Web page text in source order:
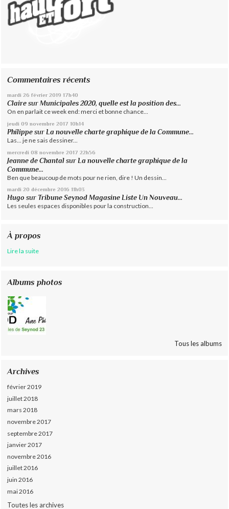
Commentaires récents
mardi 26 février 2019 17h40
Claire surMunicipales 2020, quelle est la position des...
On en parlait ce week end: merci et bonne chance...
jeudi 09 novembre 2017 10h14
Philippe sur La nouvelle charte graphique de la Commune...
Las... je ne sais dessiner...
mercredi 08 novembre 2017 22h56
Jeanne de Chantal sur La nouvelle charte graphique de la
Commune...
Ben que beaucoup de mots pour ne rien, dire ! Un dessin...
mardi 20 décembre 2016 11h03
Hugo surTribune Seynod Magasine Liste Un Nouveau...
Les seules espaces disponibles pour la construction...
À propos
Lire la suite
Albums photos
Tous les albums
Archives
février 2019
juillet 2018
mars 2018
novembre 2017
septembre 2017
janvier 2017
novembre 2016
juillet 2016
juin 2016
mai 2016
Toutes les archives